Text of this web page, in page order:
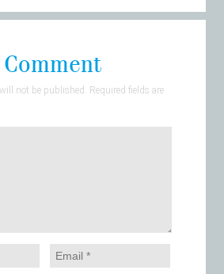
not be published. Required fields are